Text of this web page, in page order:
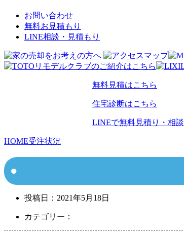
お問い合わせ
無料お見積もり
LINE相談・見積もり
無料見積はこちら
住宅診断はこちら
LINEで無料見積り・相談
HOME受注状況
投稿日： 2021年5月18日
カテゴリー：